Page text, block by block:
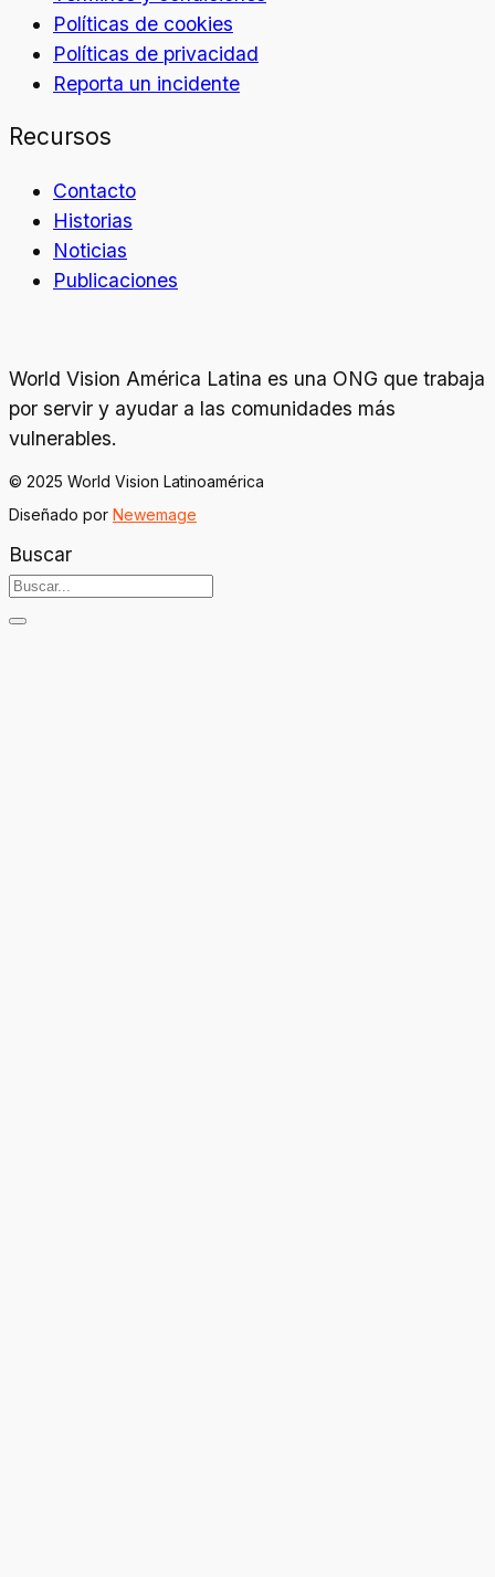
Políticas de cookies
Políticas de privacidad
Reporta un incidente
Recursos
Contacto
Historias
Noticias
Publicaciones
World Vision América Latina es una ONG que trabaja
por servir y ayudar a las comunidades más
vulnerables.
© 2025 World Vision Latinoamérica
Diseñado por Newemage
Buscar